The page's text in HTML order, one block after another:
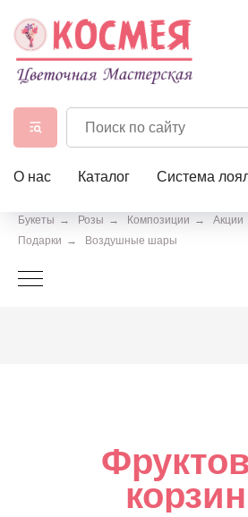
О нас Каталог Система
Букеты → Розы → Композиции → Акции
Подарки → Воздушные шары